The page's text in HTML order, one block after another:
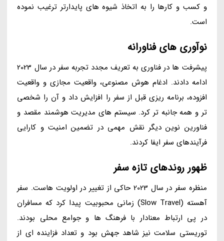
و کسب و کارها را به اتخاذ شیوه های پایدارتر ترغیب نموده
است.
نوآوری های فناورانه
پیشرفت ها در فناوری به تعریف مجدد تجربه سفر در سال 2023
ادامه دادند. ادغام هوش مصنوعی، واقعیت مجازی و واقعیت
افزوده، برنامه ریزی قبل از سفر را افزایش داد و آن را شخصی
تر و همه جانبه تر کرد. سیستم های مدیریت هوشمند مقصد و
فناورین نوین دیگر نقش مهمی در تضمین امنیت و کارایی
فرآیندهای سفر ایفا کردند.
ظهور روندهای تازه سفر
منظره سفر در سال 2023 حاکی از تغییر در اولویت هاست. سفر
آهسته (Slow Travel) زمانی محبوبیت پیدا کرد که مسافران
در پی ارتباط معنادار با فرهنگ ها و جوامع محلی بودند.
توریستی سلامت نیز شاهد جهش بود و تعداد فزاینده ای از